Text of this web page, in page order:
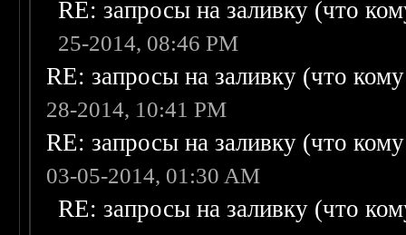
RE: запросы на заливку (что
25-2014, 08:46 PM
RE: запросы на заливку (что
28-2014, 10:41 PM
RE: запросы на заливку (что
03-05-2014, 01:30 AM
RE: запросы на заливку (что